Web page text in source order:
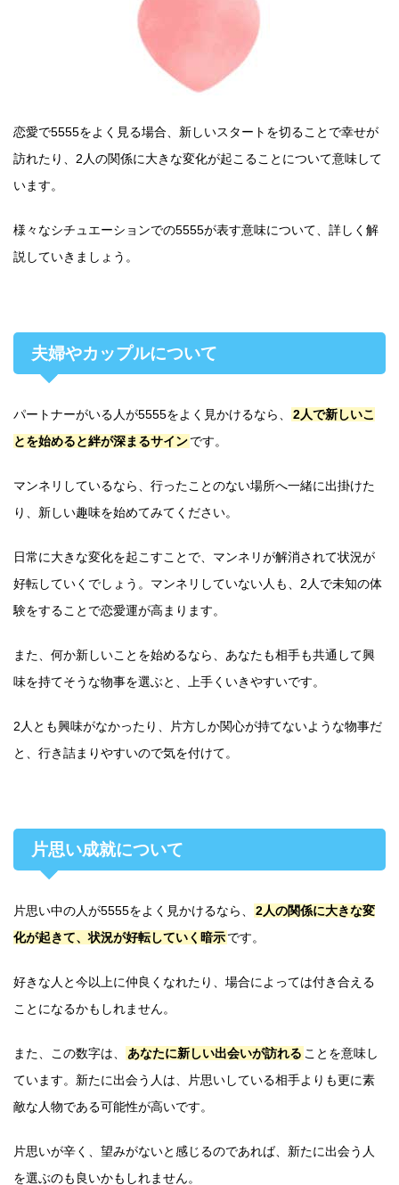
恋愛で5555をよく見る場合、新しいスタートを切ることで幸せが
訪れたり、2人の関係に大きな変化が起こることについて意味して
います。
様々なシチュエーションでの5555が表す意味について、詳しく解
説していきましょう。
夫婦やカップルについて
パートナーがいる人が5555をよく見かけるなら、
2人で新しいこ
とを始めると絆が深まるサインです。
マンネリしているなら、行ったことのない場所へ一緒に出掛けた
り、新しい趣味を始めてみてください。
日常に大きな変化を起こすことで、マンネリが解消されて状況が
好転していくでしょう。マンネリしていない人も、2人で未知の体
験をすることで恋愛運が高まります。
また、何か新しいことを始めるなら、あなたも相手も共通して興
味を持てそうな物事を選ぶと、上手くいきやすいです。
2人とも興味がなかったり、片方しか関心が持てないような物事だ
と、行き詰まりやすいので気を付けて。
片思い成就について
片思い中の人が5555をよく見かけるなら、
2人の関係に大きな変
化が起きて、状況が好転していく暗示です。
好きな人と今以上に仲良くなれたり、場合によっては付き合える
ことになるかもしれません。
また、この数字は、 あなたに新しい出会いが訪れる ことを意味し
ています。新たに出会う人は、片思いしている相手よりも更に素
敵な人物である可能性が高いです。
片思いが辛く、望みがないと感じるのであれば、新たに出会う人
を選ぶのも良いかもしれません。